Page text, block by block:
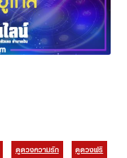
ดูดวงความรัก
ดูดวงฟรี